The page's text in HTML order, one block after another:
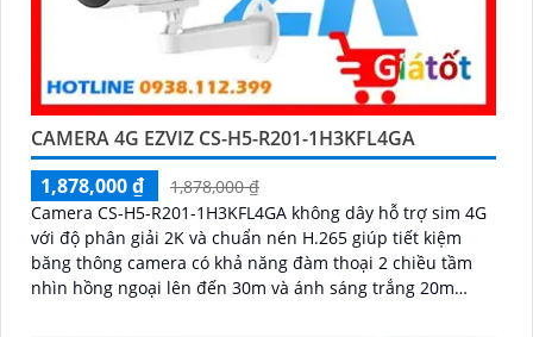
CAMERA 4G EZVIZ CS-H5-R201-1H3KFL4GA
1,878,000 ₫
1,878,000 ₫
Camera CS-H5-R201-1H3KFL4GA không dây hỗ trợ sim 4G
với độ phân giải 2K và chuẩn nén H.265 giúp tiết kiệm
băng thông camera có khả năng đàm thoại 2 chiều tầm
nhìn hồng ngoại lên đến 30m và ánh sáng trắng 20m